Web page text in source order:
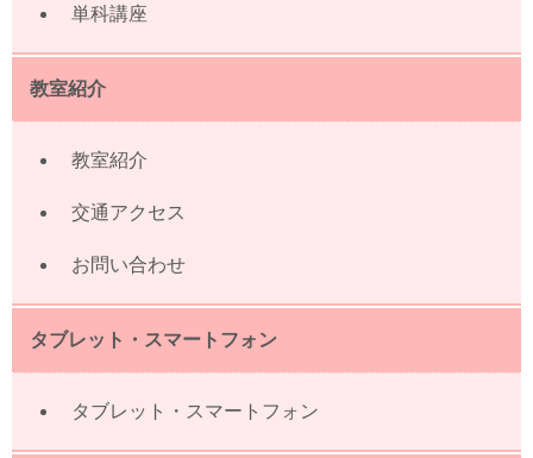
単科講座
教室紹介
教室紹介
交通アクセス
お問い合わせ
タブレット・スマートフォン
タブレット・スマートフォン